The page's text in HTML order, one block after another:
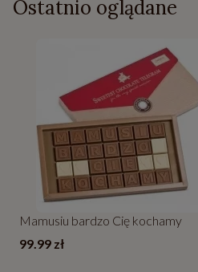
Ostatnio oglądane
Mamusiu bardzo Cię kochamy
99.99 zł